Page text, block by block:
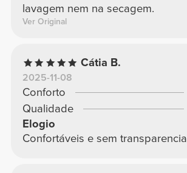
lavagem nem na secagem.
Ver Original
Cátia B.
2025-11-08
Conforto
Qualidade
Elogio
Confortáveis e sem